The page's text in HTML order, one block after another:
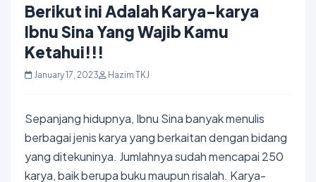
Berikut ini Adalah Karya-karya
Ibnu Sina Yang Wajib Kamu
Ketahui!!!
January 17, 2023 Hazim TKJ
Sepanjang hidupnya, Ibnu Sina banyak menulis
berbagai jenis karya yang berkaitan dengan bidang
yang ditekuninya. Jumlahnya sudah mencapai 250
karya, baik berupa buku maupun risalah. Karya-